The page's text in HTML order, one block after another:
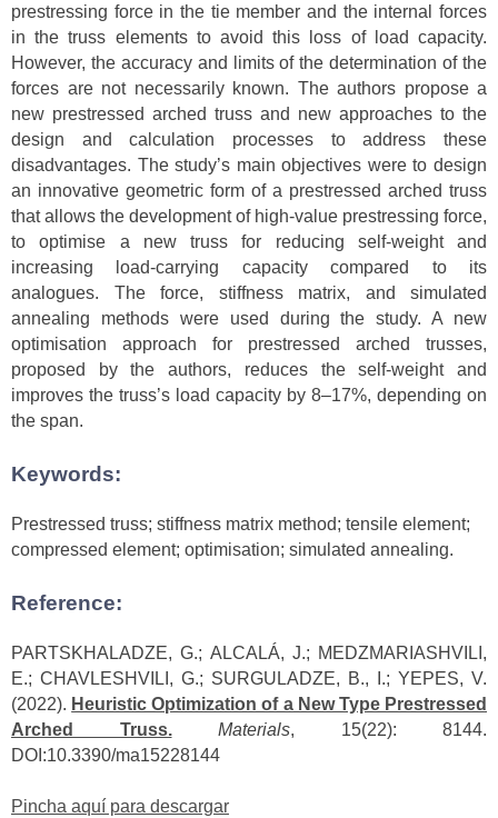
prestressing force in the tie member and the internal forces
in the truss elements to avoid this loss of load capacity.
However, the accuracy and limits of the determination of the
forces are not necessarily known. The authors propose a
new prestressed arched truss and new approaches to the
design and calculation processes to address these
disadvantages. The study’s main objectives were to design
an innovative geometric form of a prestressed arched truss
that allows the development of high-value prestressing force,
to optimise a new truss for reducing self-weight and
increasing load-carrying capacity compared to its
analogues. The force, stiffness matrix, and simulated
annealing methods were used during the study. A new
optimisation approach for prestressed arched trusses,
proposed by the authors, reduces the self-weight and
improves the truss’s load capacity by 8–17%, depending on
the span.
Keywords:
Prestressed truss; stiffness matrix method; tensile element;
compressed element; optimisation; simulated annealing.
Reference:
PARTSKHALADZE, G.; ALCALÁ, J.; MEDZMARIASHVILI,
E.; CHAVLESHVILI, G.; SURGULADZE, B., I.; YEPES, V.
(2022). Heuristic Optimization of a New Type Prestressed
Arched Truss.
Materials, 15(22): 8144.
DOI:10.3390/ma15228144
Pincha aquí para descargar